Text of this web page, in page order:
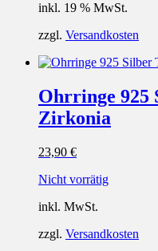
inkl. 19 % MwSt.
zzgl. Versandkosten
Ohrringe 925
Zirkonia
23,90 €
Nicht vorrätig
inkl. MwSt.
zzgl. Versandkosten